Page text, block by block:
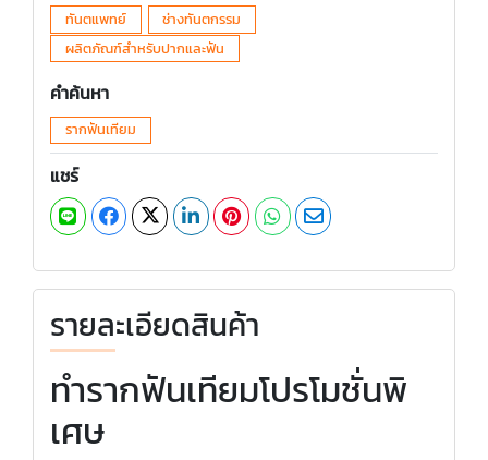
ทันตแพทย์
ช่างทันตกรรม
ผลิตภัณฑ์สำหรับปากและฟัน
คำค้นหา
รากฟันเทียม
แชร์
รายละเอียดสินค้า
ทำรากฟันเทียมโปรโมชั่นพิ
เศษ